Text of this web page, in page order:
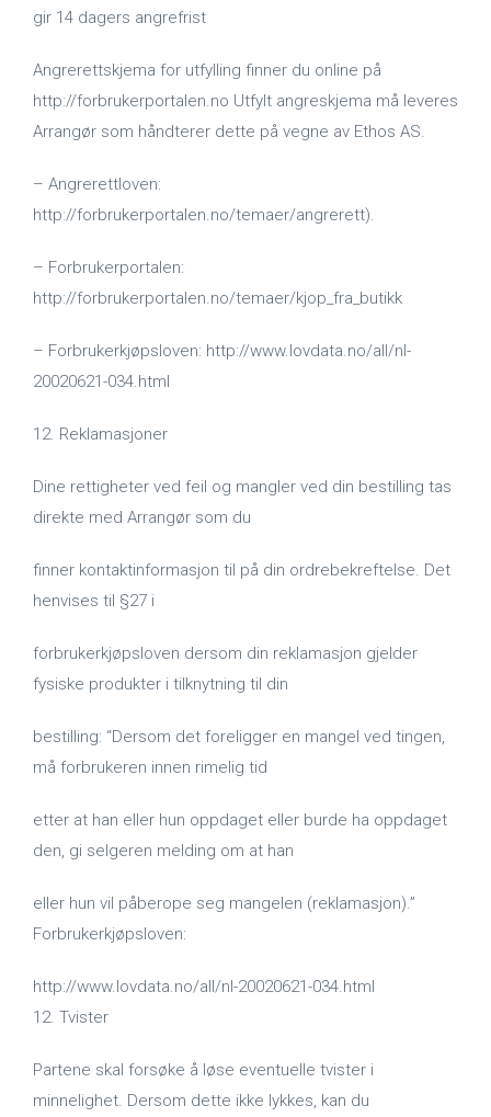
gir 14 dagers angrefrist
Angrerettskjema for utfylling finner du online på
http://forbrukerportalen.no Utfylt angreskjema må leveres
Arrangør som håndterer dette på vegne av Ethos AS.
– Angrerettloven:
http://forbrukerportalen.no/temaer/angrerett).
– Forbrukerportalen:
http://forbrukerportalen.no/temaer/kjop_fra_butikk
– Forbrukerkjøpsloven: http://www.lovdata.no/all/nl-
20020621-034.html
12. Reklamasjoner
Dine rettigheter ved feil og mangler ved din bestilling tas
direkte med Arrangør som du
finner kontaktinformasjon til på din ordrebekreftelse. Det
henvises til §27 i
forbrukerkjøpsloven dersom din reklamasjon gjelder
fysiske produkter i tilknytning til din
bestilling: “Dersom det foreligger en mangel ved tingen,
må forbrukeren innen rimelig tid
etter at han eller hun oppdaget eller burde ha oppdaget
den, gi selgeren melding om at han
eller hun vil påberope seg mangelen (reklamasjon).”
Forbrukerkjøpsloven:
http://www.lovdata.no/all/nl-20020621-034.html
12. Tvister
Partene skal forsøke å løse eventuelle tvister i
minnelighet. Dersom dette ikke lykkes, kan du